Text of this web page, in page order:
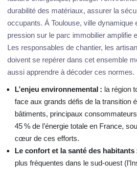
durabilité des matériaux, assurer la
occupants. Á Toulouse, ville dynamique
pression sur le parc immobilier amplifie
Les responsables de chantier, les
doivent se repérer dans cet ensemble
aussi apprendre à décoder ces normes.
L’enjeu environnemental : la région
face aux grands défis de la transition
bâtiments, principaux
45 % de l’énergie totale en France,
cœur de ces efforts.
Le confort et la santé des habitants
plus fréquentes dans le sud-ouest